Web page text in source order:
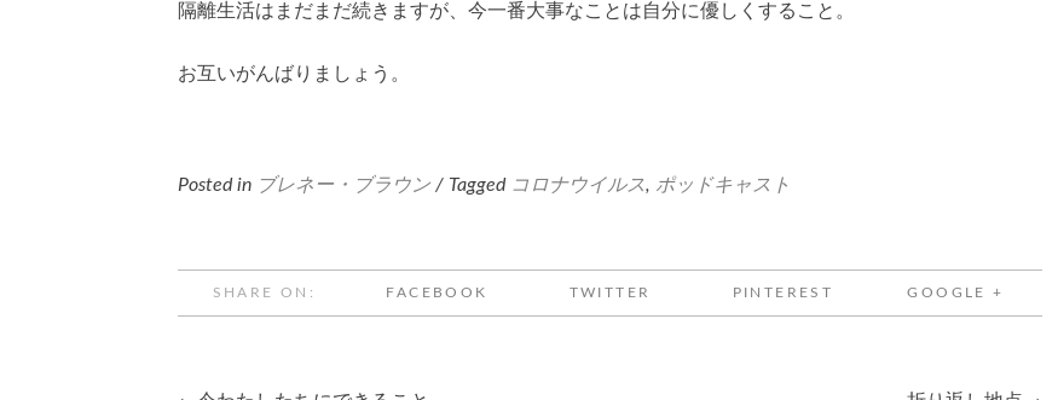
隔離生活はまだまだ続きますが、今一番大事なことは自分に優しくすること。
お互いがんばりましょう。
Posted in ブレネー・ブラウン / Tagged コロナウイルス, ポッドキャスト
SHARE ON: FACEBOOK TWITTER PINTEREST GOOGLE +